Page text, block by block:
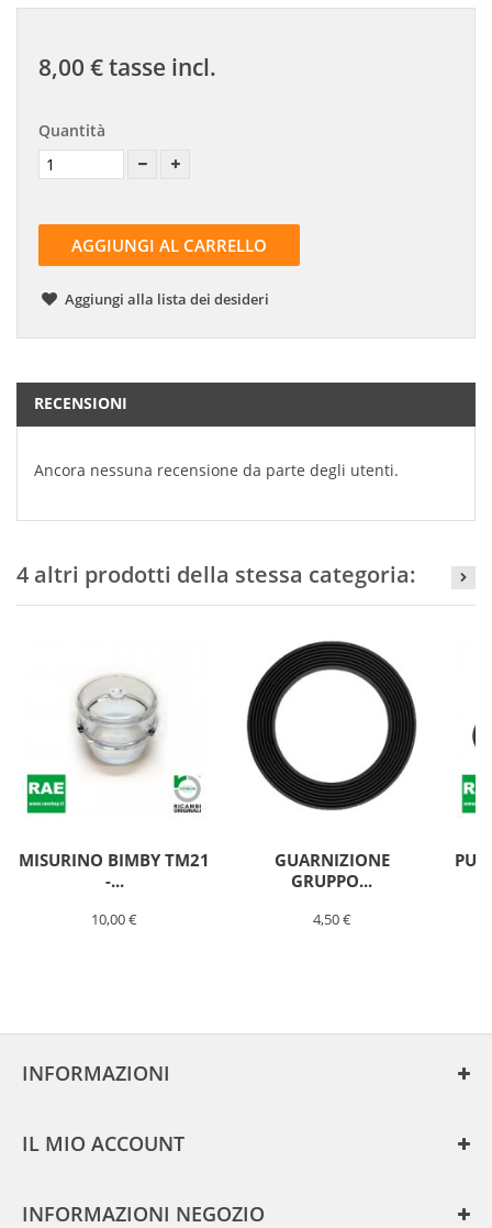
8,00 €tasse incl.
Quantità
AGGIUNGI AL CARRELLO
Aggiungi alla lista dei desideri
RECENSIONI
Ancora nessuna recensione da parte degli utenti.
4 altri prodotti della stessa categoria:
MISURINO BIMBY TM21
-...
10,00 €
GUARNIZIONE
GRUPPO...
4,50 €
TM21
large/guarnizione-
tm21.jpg
21
INFORMAZIONI
IL MIO ACCOUNT
INFORMAZIONI NEGOZIO